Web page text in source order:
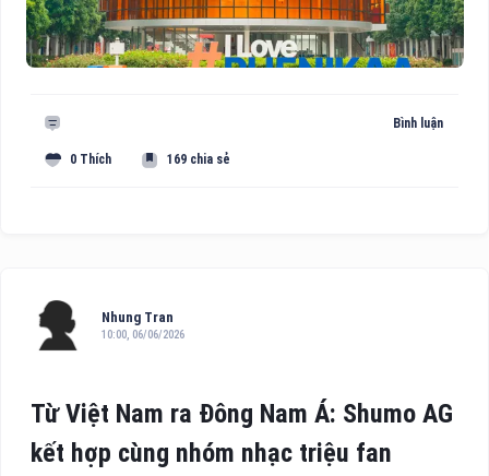
Bình luận
0 Thích 169 chia sẻ
Nhung Tran
10:00, 06/06/2026
Từ Việt Nam ra Đông Nam Á: Shumo AG
kết hợp cùng nhóm nhạc triệu fan